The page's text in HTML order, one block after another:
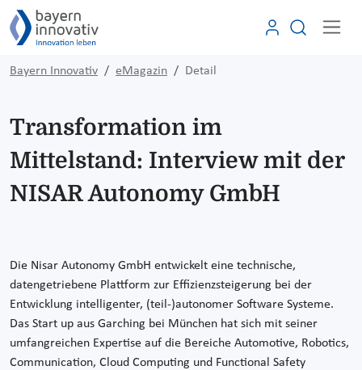
Bayern Innovativ eMagazin Detail
Transformation im
Mittelstand: Interview mit der
NISAR Autonomy GmbH
Die Nisar Autonomy GmbH entwickelt eine technische,
datengetriebene Plattform zur Effizienzsteigerung bei der
Entwicklung intelligenter, (teil-)autonomer Software Systeme.
Das Start up aus Garching bei München hat sich mit seiner
umfangreichen Expertise auf die Bereiche Automotive, Robotics,
Communication, Cloud Computing und Functional Safety